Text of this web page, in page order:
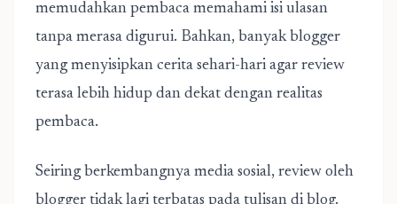
memudahkan pembaca memahami isi ulasan
tanpa merasa digurui. Bahkan, banyak blogger
yang menyisipkan cerita sehari-hari agar review
terasa lebih hidup dan dekat dengan realitas
pembaca.
Seiring berkembangnya media sosial, review oleh
blogger tidak lagi terbatas pada tulisan di blog.